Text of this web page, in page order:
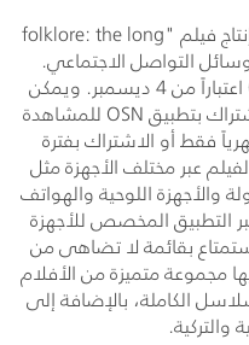
فيلم "folklore: the long
التواصل الاجتماعي.
اعتباراً من 4 ديسمبر. ويمكن
بتطبيقOSNللمشاهدة
أمريكي شهرياً فقط أو الاشتراك بفترة
لمشاهدة الفيلم عبر مختلف الأجهزة مثل
والأجهزة اللوحية والهواتف
التطبيق المخصص للأجهزة
بقائمة لا تضاهى من
مجموعة متميزة من الأفلام
الكاملة، بالإضافة إلى
والتركية.